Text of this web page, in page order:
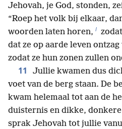
Jehovah, je God, stonden,
“Roep het volk bij elkaar,
woorden laten horen, l
dat ze op aarde leven
zodat ze hun zonen zullen
11
Jullie kwamen dus
voet van de berg staan. De
kwam helemaal tot aan de
duisternis en dikke,
sprak Jehovah tot jullie